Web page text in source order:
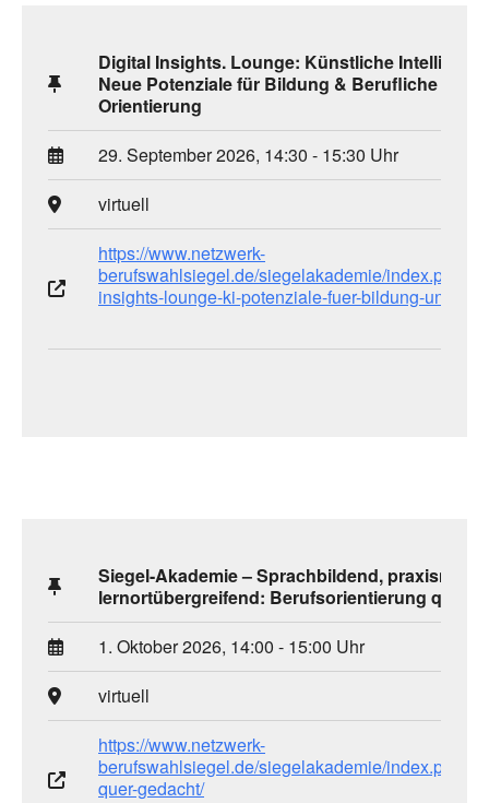
Digital Insights. Lounge: Künstliche Intelligenz
Neue Potenziale für Bildung & Berufliche
Orientierung
29. September 2026, 14:30 - 15:30 Uhr
virtuell
https://www.netzwerk-
berufswahlsiegel.de/siegelakademie/index.php/
insights-lounge-ki-potenziale-fuer-bildung-und-bo/
Siegel-Akademie – Sprachbildend, praxisnah &
lernortübergreifend: Berufsorientierung quer
1. Oktober 2026, 14:00 - 15:00 Uhr
virtuell
https://www.netzwerk-
berufswahlsiegel.de/siegelakademie/index.php/
quer-gedacht/